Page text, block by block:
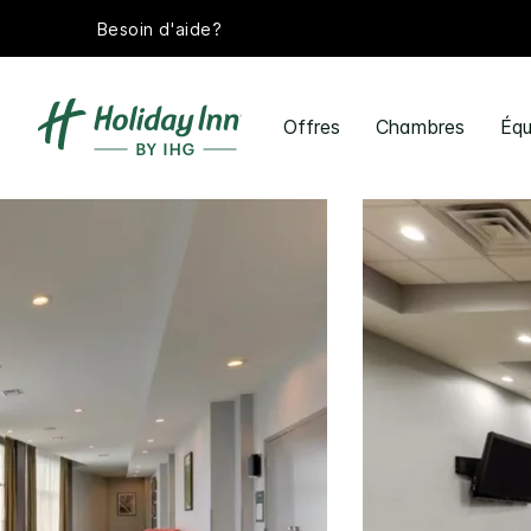
Besoin d'aide?
Offres Chambres